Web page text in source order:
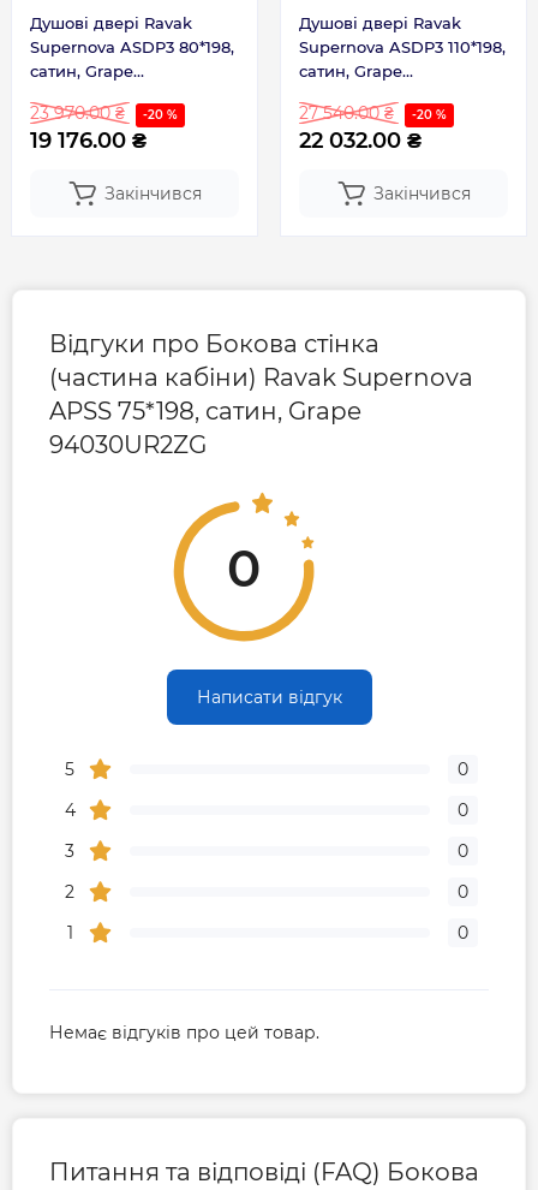
Душові двері Ravak
Supernova ASDP3 80*198,
сатин, Grape
23 970.00 ₴ -20 %
19 176.00 ₴
Закінчився
Душові двері Ravak
Supernova ASDP3 110*198,
сатин, Grape
27 540.00 ₴ -20 %
22 032.00 ₴
Закінчився
Відгуки про Бокова стінка
(частина кабіни) Ravak Supernova
APSS 75*198, сатин, Grape
94030UR2ZG
0
Написати відгук
5
0
4
0
3
0
2
0
1
0
Немає відгуків про цей товар.
Питання та відповіді (FAQ) Бокова